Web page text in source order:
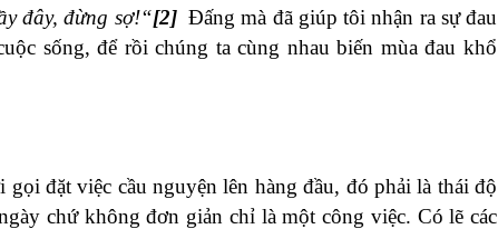
đây, đừng sợ!“[2] Đấng mà đã giúp tôi nhận ra sự đau
sống, để rồi chúng ta cùng nhau biến mùa đau khổ
đặt việc cầu nguyện lên hàng đầu, đó phải là thái độ
chứ không đơn giản chỉ là một công việc. Có lẽ các